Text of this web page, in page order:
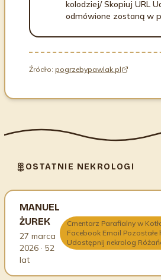
kolodziej/ Skopiuj URL
odmówione zostaną w
Źródło: pogrzebypawlak.pl
OSTATNIE NEKROLOGI
MANUEL
ŻUREK
27 marca
2026 · 52
lat
Cmentarz Parafialny w
Facebook Email
Udostępnij nekrolog